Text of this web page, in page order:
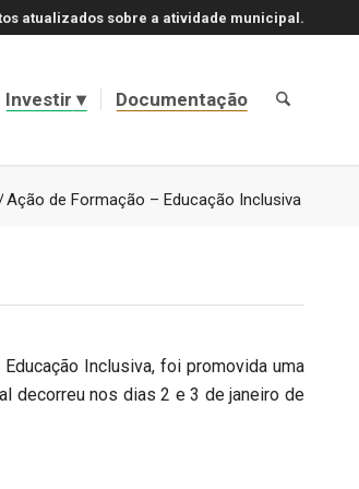
atualizados sobre a atividade municipal.
Investir Documentação
Ação de Formação – Educação Inclusiva
Inclusiva, foi promovida uma
decorreu nos dias 2 e 3 de janeiro de